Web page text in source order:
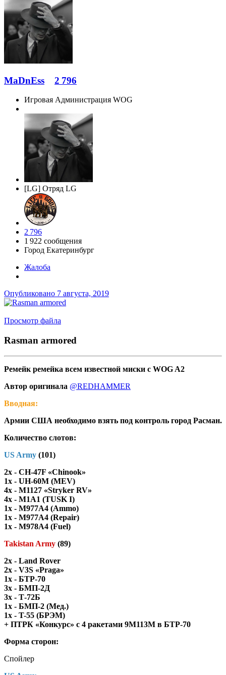
MaDnEss 2 796
Игровая Администрация WOG
[LG] Отряд LG
2 796
1 922 сообщения
Город Екатеринбург
Жалоба
Опубликовано 7 августа, 2019
Просмотр файла
Rasman armored
Ремейк ремейка всем известной миски с WOG A2
Автор оригинала @REDHAMMER
Вводная:
Армии США необходимо взять под контроль город Расман.
Количество слотов:
US Army (101)
2x - CH-47F «Chinook»
1x - UH-60M (MEV)
4x - M1127 «Stryker RV»
4x - M1A1 (TUSK I)
1x - M977A4 (Ammo)
1x - M977A4 (Repair)
1x - M978A4 (Fuel)
Takistan Army (89)
2x - Land Rover
2x - V3S «Praga»
1x - БТР-70
3x - БМП-2Д
3x - Т-72Б
1x - БМП-2 (Мед.)
1x - T-55 (БРЭМ)
+ ПТРК «Конкурс» с 4 ракетами 9М113М в БТР-70
Форма сторон:
Спойлер